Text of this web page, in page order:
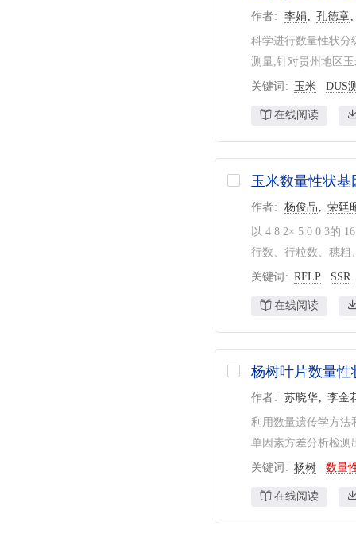
作者 李娟 孔德章
科学进行数量性状分
测量,针对贵州地区
关键词 玉米 DUS
在线阅读
玉米数量性状基
作者 杨俊品 荣廷
以 4 8 2× 5 0 0 3的
行数、行粒数、穗粗
关键词 RFLP SSR
在线阅读
杨树叶片数量
作者 苏晓华 李金
利用数量遗传学方法
单因素方差分析检测
关键词 杨树 数量
在线阅读